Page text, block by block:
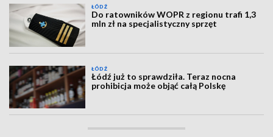
ŁÓDŹ
Do ratowników WOPR z regionu trafi 1,3
mln zł na specjalistyczny sprzęt
ŁÓDŹ
Łódź już to sprawdziła. Teraz nocna
prohibicja może objąć całą Polskę